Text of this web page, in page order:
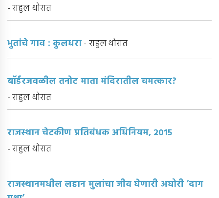
- राहुल थोरात
भुतांचे गाव : कुलधरा- राहुल थोरात
बॉर्डरजवळील तनोट माता मंदिरातील चमत्कार?
- राहुल थोरात
राजस्थान चेटकीण प्रतिबंधक अधिनियम, २०१५
- राहुल थोरात
राजस्थानमधील लहान मुलांचा जीव घेणारी अघोरी ‘दाग